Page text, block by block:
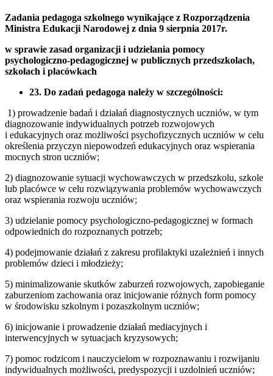
Zadania pedagoga szkolnego wynikające z Rozporządzenia
Ministra Edukacji Narodowej z dnia 9 sierpnia 2017r.
w sprawie zasad organizacji i udzielania pomocy
psychologiczno-pedagogicznej w publicznych przedszkolach,
szkołach i placówkach
23. Do zadań pedagoga należy w szczególności:
1) prowadzenie badań i działań diagnostycznych uczniów, w tym
diagnozowanie indywidualnych potrzeb rozwojowych
i edukacyjnych oraz możliwości psychofizycznych uczniów w celu
określenia przyczyn niepowodzeń edukacyjnych oraz wspierania
mocnych stron uczniów;
2) diagnozowanie sytuacji wychowawczych w przedszkolu, szkole
lub placówce w celu rozwiązywania problemów wychowawczych
oraz wspierania rozwoju uczniów;
3) udzielanie pomocy psychologiczno-pedagogicznej w formach
odpowiednich do rozpoznanych potrzeb;
4) podejmowanie działań z zakresu profilaktyki uzależnień i innych
problemów dzieci i młodzieży;
5) minimalizowanie skutków zaburzeń rozwojowych, zapobieganie
zaburzeniom zachowania oraz inicjowanie różnych form pomocy
w środowisku szkolnym i pozaszkolnym uczniów;
6) inicjowanie i prowadzenie działań mediacyjnych i
interwencyjnych w sytuacjach kryzysowych;
7) pomoc rodzicom i nauczycielom w rozpoznawaniu i rozwijaniu
indywidualnych możliwości, predyspozycji i uzdolnień uczniów;